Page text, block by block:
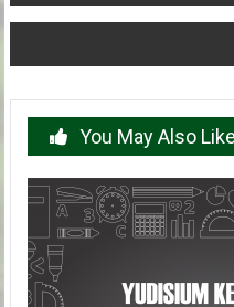
navigation
You May Also Like